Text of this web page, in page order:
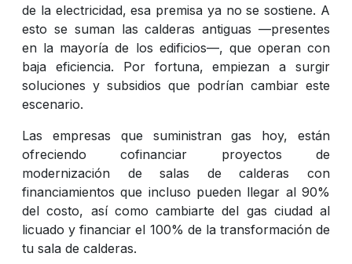
de la electricidad, esa premisa ya no se sostiene. A
esto se suman las calderas antiguas —presentes
en la mayoría de los edificios—, que operan con
baja eficiencia. Por fortuna, empiezan a surgir
soluciones y subsidios que podrían cambiar este
escenario.
Las empresas que suministran gas hoy, están
ofreciendo cofinanciar proyectos de
modernización de salas de calderas con
financiamientos que incluso pueden llegar al 90%
del costo, así como cambiarte del gas ciudad al
licuado y financiar el 100% de la transformación de
tu sala de calderas.